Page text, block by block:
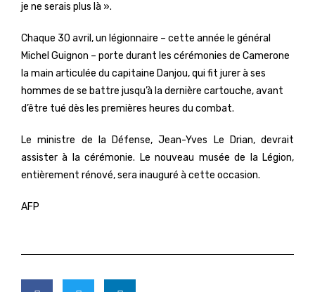
je ne serais plus là ».
Chaque 30 avril, un légionnaire – cette année le général
Michel Guignon – porte durant les cérémonies de Camerone
la main articulée du capitaine Danjou, qui fit jurer à ses
hommes de se battre jusqu’à la dernière cartouche, avant
d’être tué dès les premières heures du combat.
Le ministre de la Défense, Jean-Yves Le Drian, devrait
assister à la cérémonie. Le nouveau musée de la Légion,
entièrement rénové, sera inauguré à cette occasion.
AFP